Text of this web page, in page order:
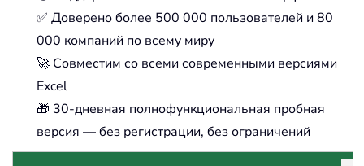
✅ Доверено более 500 000 пользователей и 80
000 компаний по всему миру
🚀 Совместим со всеми современными версиями
Excel
🎁 30-дневная полнофункциональная пробная
версия — без регистрации, без ограничений